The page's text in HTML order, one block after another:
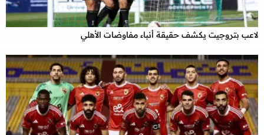
لاعب بتروجيت يكشف حقيقة أنباء مفاوضات الأهلي